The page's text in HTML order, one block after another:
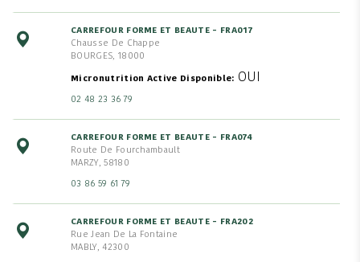
CARREFOUR FORME ET BEAUTE - FRA017
Chausse De Chappe
BOURGES, 18000
Micronutrition Active Disponible OUI
02 48 23 36 79
CARREFOUR FORME ET BEAUTE - FRA074
Route De Fourchambault
MARZY, 58180
03 86 59 61 79
CARREFOUR FORME ET BEAUTE - FRA202
Rue Jean De La Fontaine
MABLY, 42300